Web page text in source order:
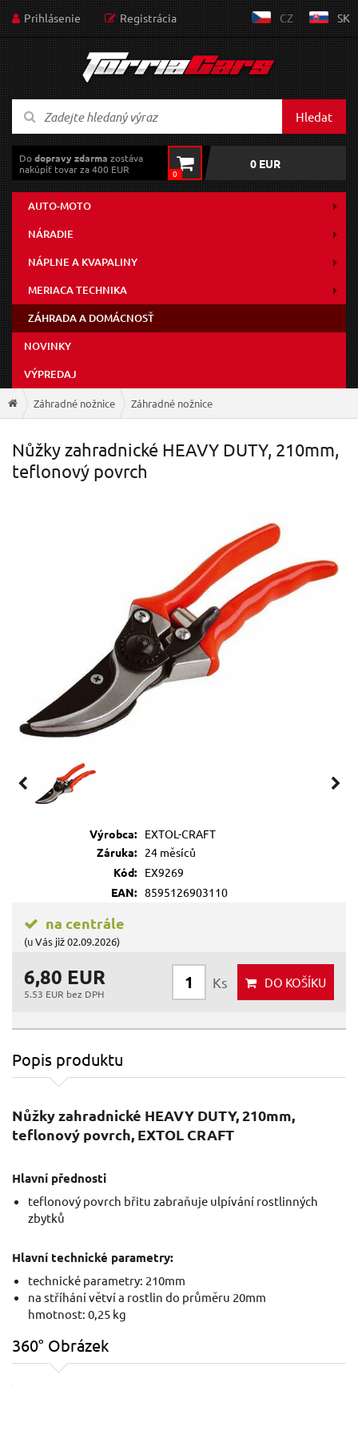
Prihlásenie Registrácia CZ SK
Hledat
Dodopravy zdarma zostáva
nakúpiť tovar za 400 EUR
0
0 EUR
AUTO-MOTO
NÁRADIE
NÁPLNE A KVAPALINY
MERIACA TECHNIKA
ZÁHRADA A DOMÁCNOSŤ
NOVINKY
VÝPREDAJ
Záhradné nožnice Záhradné nožnice
Nůžky zahradnické HEAVY DUTY, 210mm,
teflonový povrch
Výrobca:
EXTOL-CRAFT
Záruka:
24 měsíců
Kód:
EX9269
EAN: 8595126903110
na centrále
(u Vás již 02.09.2026)
6,80 EUR
5.53 EUR bez DPH
Ks DO KOŠÍKU
Popis produktu
Nůžky zahradnické HEAVY DUTY, 210mm,
teflonový povrch, EXTOL CRAFT
Hlavní přednosti
teflonový povrch břitu zabraňuje ulpívání rostlinných
zbytků
Hlavní technické parametry:
technické parametry: 210mm
na stříhání větví a rostlin do průměru 20mm
hmotnost: 0,25 kg
360° Obrázek